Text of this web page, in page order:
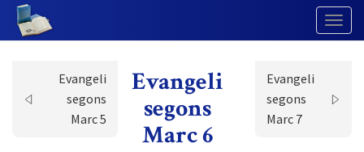
Evangeli
segons
Marc 5
Evangeli
segons
Marc 6
Evangeli
segons
Marc 7